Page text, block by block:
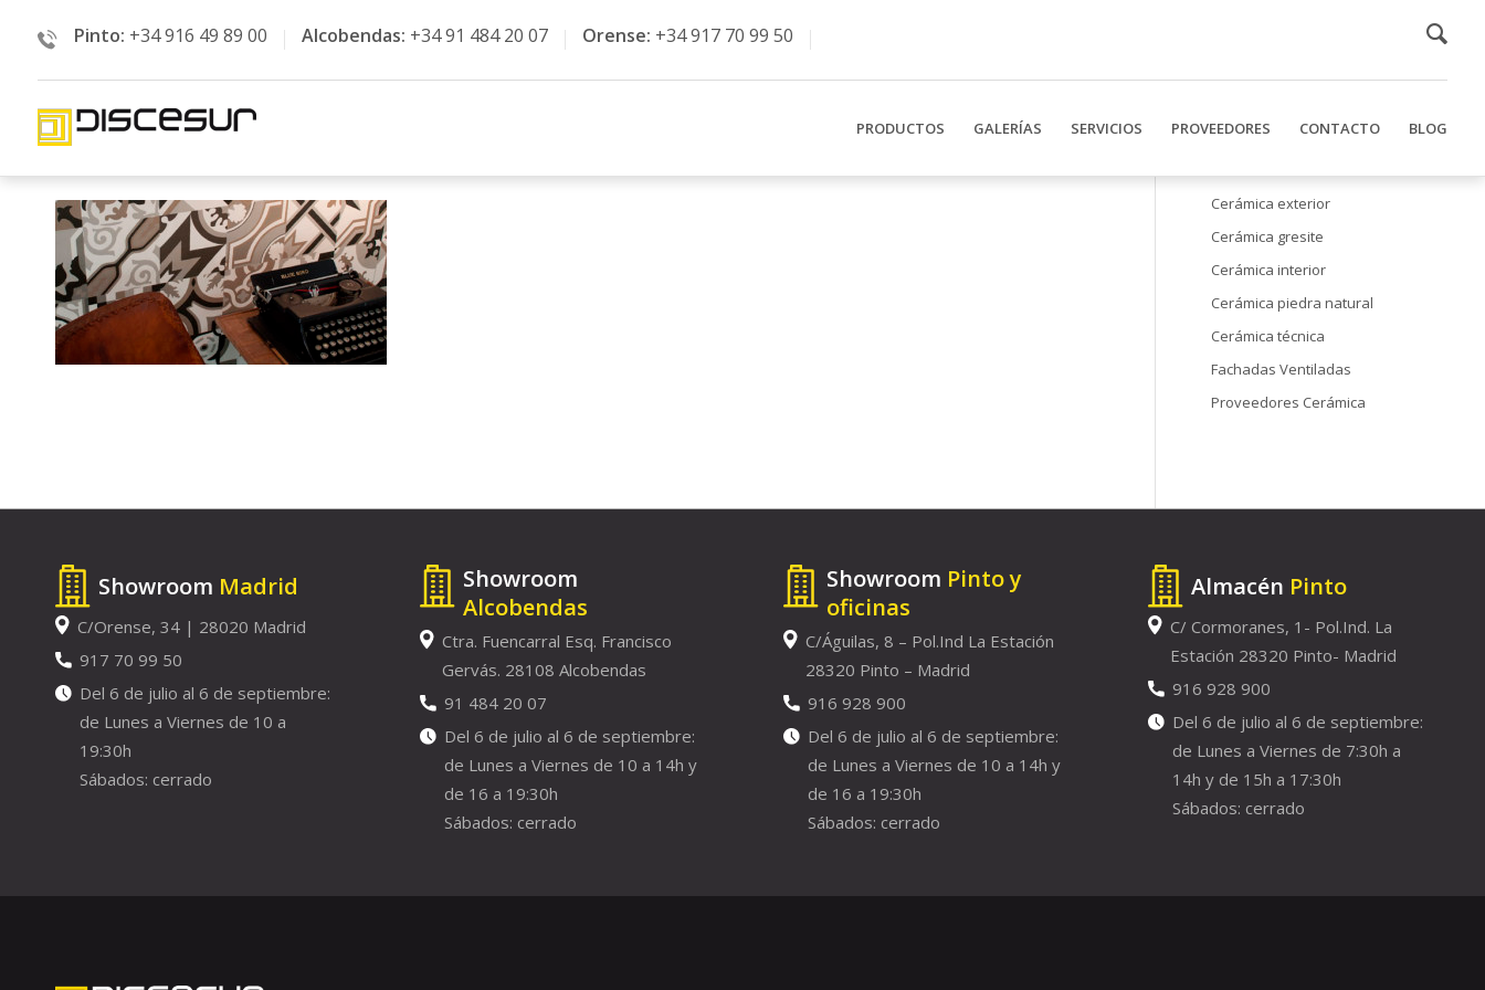
Pinto: +34 916 49 89 00 Alcobendas: +34 91 484 20 07 Orense: +34 917 70 99 50
PRODUCTOS GALERÍAS SERVICIOS PROVEEDORES CONTACTO BLOG
Cerámica exterior
Cerámica gresite
Cerámica interior
Cerámica piedra natural
Cerámica técnica
Fachadas Ventiladas
Proveedores Cerámica
Showroom Madrid
C/Orense, 34 | 28020 Madrid
917 70 99 50
Del 6 de julio al 6 de septiembre:
de Lunes a Viernes de 10 a
19:30h
Sábados: cerrado
Showroom
Alcobendas
Ctra. Fuencarral Esq. Francisco
Gervás. 28108 Alcobendas
91 484 20 07
Del 6 de julio al 6 de septiembre:
de Lunes a Viernes de 10 a 14h y
de 16 a 19:30h
Sábados: cerrado
Showroom Pinto y
oficinas
C/Águilas, 8 – Pol.Ind La Estación
28320 Pinto – Madrid
916 928 900
Del 6 de julio al 6 de septiembre:
de Lunes a Viernes de 10 a 14h y
de 16 a 19:30h
Sábados: cerrado
Almacén Pinto
C/ Cormoranes, 1- Pol.Ind. La
Estación 28320 Pinto- Madrid
916 928 900
Del 6 de julio al 6 de septiembre:
de Lunes a Viernes de 7:30h a
14h y de 15h a 17:30h
Sábados: cerrado